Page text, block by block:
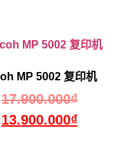
MP 5002 复印机
17.900.000₫
13.900.000₫